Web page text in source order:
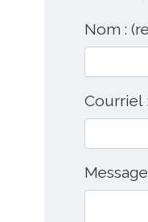
Nom :
Courriel